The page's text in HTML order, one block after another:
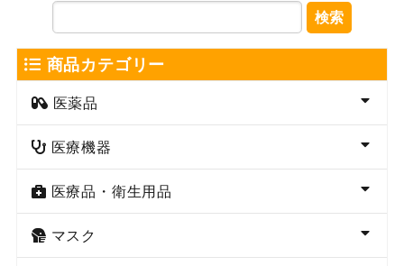
検索
商品カテゴリー
医薬品
医療機器
医療品・衛生用品
マスク